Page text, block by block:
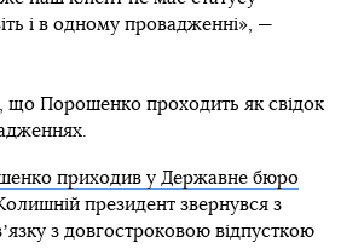
і в одному провадженні», —
що Порошенко проходить як свідок
приходив у Державне бюро
президент звернувся з
з довгостроковою відпусткою